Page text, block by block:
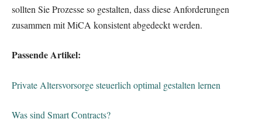
sollten Sie Prozesse so gestalten, dass diese Anforderungen
zusammen mit MiCA konsistent abgedeckt werden.
Passende Artikel:
Private Altersvorsorge steuerlich optimal gestalten lernen
Was sind Smart Contracts?